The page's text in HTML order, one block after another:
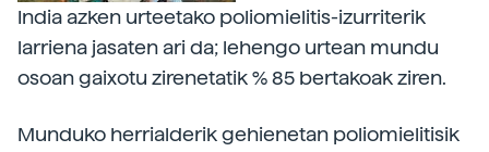
India azken urteetako poliomielitis-izurriterik
larriena jasaten ari da; lehengo urtean mundu
osoan gaixotu zirenetatik % 85 bertakoak ziren.
Munduko herrialderik gehienetan poliomielitisik